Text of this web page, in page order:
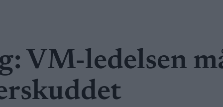
VM-ledelsen